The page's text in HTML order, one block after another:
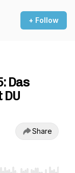
+ Follow
Das
Share